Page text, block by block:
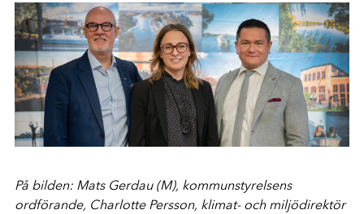
På bilden: Mats Gerdau (M), kommunstyrelsens
ordförande, Charlotte Persson, klimat- och miljödirektör